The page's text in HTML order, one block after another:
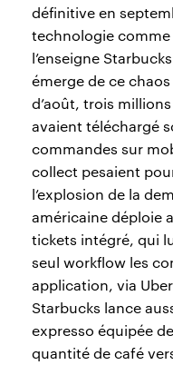
définitive en
technologie
l’enseigne
émerge de ce
d’août, trois
avaient téléchargé
commandes sur
collect pesaient
l’explosion de la
américaine déploie
tickets intégré, qui
seul workflow les
application, via
Starbucks lance
expresso équipée
quantité de café